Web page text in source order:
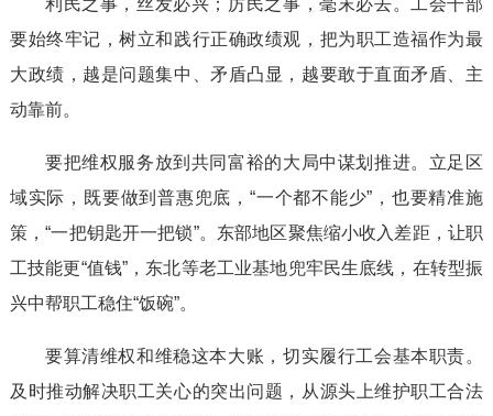
利民之事，丝发必兴；厉民之事，毫末必去。工会干部
要始终牢记，树立和践行正确政绩观，把为职工造福作为最
大政绩，越是问题集中、矛盾凸显，越要敢于直面矛盾、主
动靠前。
要把维权服务放到共同富裕的大局中谋划推进。立足区
域实际，既要做到普惠兜底，“一个都不能少”，也要精准施
策，“一把钥匙开一把锁”。东部地区聚焦缩小收入差距，让职
工技能更“值钱”，东北等老工业基地兜牢民生底线，在转型振
兴中帮职工稳住“饭碗”。
要算清维权和维稳这本大账，切实履行工会基本职责。
及时推动解决职工关心的突出问题，从源头上维护职工合法